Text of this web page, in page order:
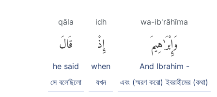
wa-ib'rāhīma
وَإِبْرَٰهِيمَ
And Ibrahim -
এবং (স্মরণ করো) ইবরাহীমের (কথা)
idh
إِذْ
when
যখন
qāla
قَالَ
he said
সে বলেছিলো